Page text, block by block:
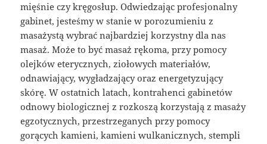
mięśnie czy kręgosłup. Odwiedzając profesjonalny
gabinet, jesteśmy w stanie w porozumieniu z
masażystą wybrać najbardziej korzystny dla nas
masaż. Może to być masaż rękoma, przy pomocy
olejków eterycznych, ziołowych materiałów,
odnawiający, wygładzający oraz energetyzujący
skórę. W ostatnich latach, kontrahenci gabinetów
odnowy biologicznej z rozkoszą korzystają z masaży
egzotycznych, przestrzeganych przy pomocy
gorących kamieni, kamieni wulkanicznych, stempli